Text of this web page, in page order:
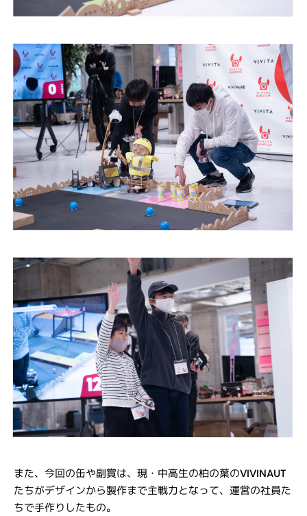
また、今回の缶や副賞は、現・中高生の柏の葉のVIVINAUT
たちがデザインから製作まで主戦力となって、運営の社員た
ちで手作りしたもの。